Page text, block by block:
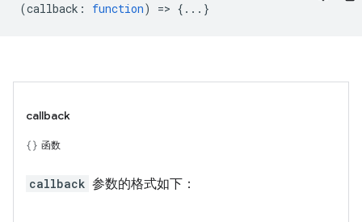
(callback : function) => {...}
callback
函数
callback 参数的格式如下：